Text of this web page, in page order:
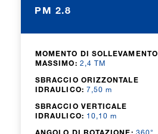
PM 2.8
MOMENTO DI SOLLEVAMENTO
MASSIMO: 2,4 TM
SBRACCIO ORIZZONTALE
IDRAULICO: 7,50 m
SBRACCIO VERTICALE
IDRAULICO: 10,10 m